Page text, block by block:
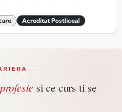
Acreditat Postliceal
profesie si ce curs ti se